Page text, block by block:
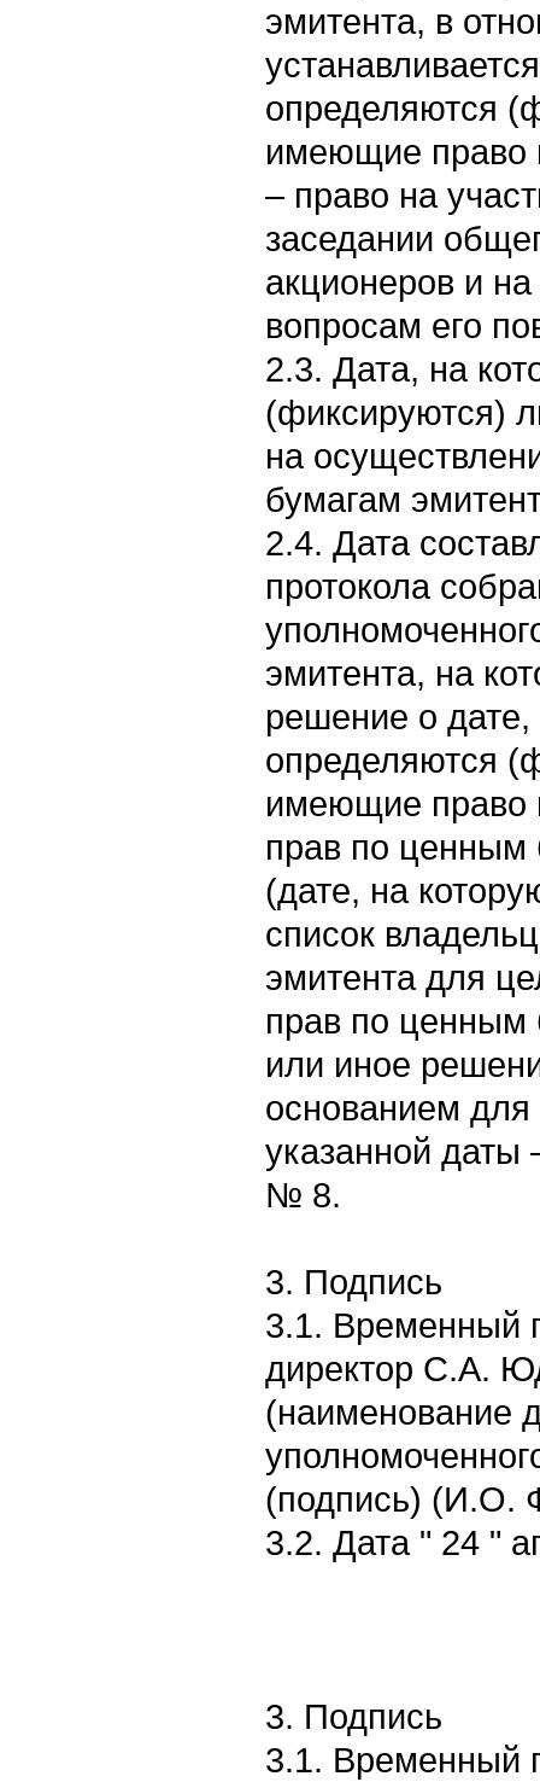
эмитента, в
определяются
имеющие право
– право на
заседании
акционеров и
вопросам его
2.3. Дата, на
(фиксируются)
на
бумагам
2.4. Дата
протокола
эмитента, на
решение о дате,
определяются
имеющие право
прав по ценным
(дате, на
список
эмитента для
прав по ценным
или иное
основанием
указанной даты
№ 8.
3. Подпись
3.1. Временный
директор С.А.
(наименование
(подпись) (И.О.
3.2. Дата " 24 "
3. Подпись
3.1. Временный